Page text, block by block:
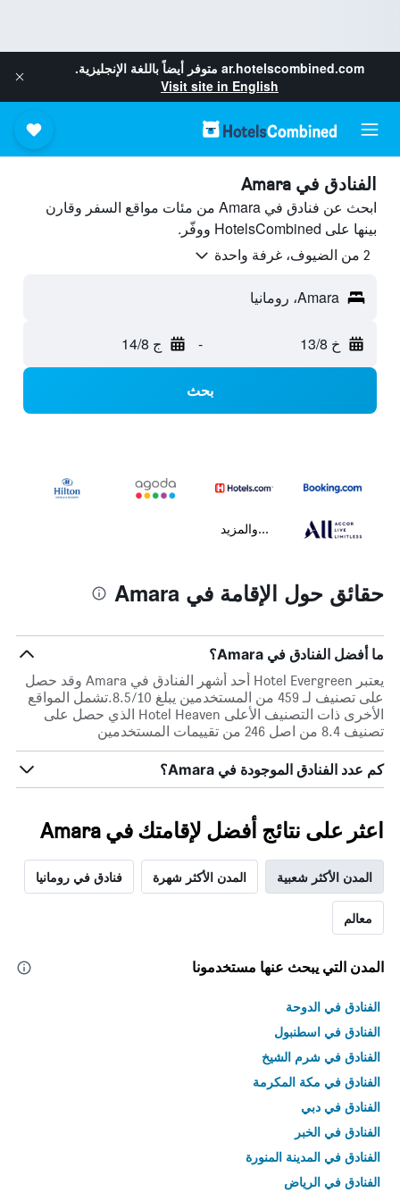
ar.hotelscombined.com متوفر أيضاً باللغة الإنجليزية.
Visit site in English
الفنادق في Amara
ابحث عن فنادق في Amara من مئات مواقع السفر وقارن
بينها على HotelsCombined ووفّر.
2 من الضيوف، غرفة واحدة
Amara، رومانيا
خ 13/8 - ج 14/8
بحث
...والمزيد
حقائق حول الإقامة في Amara
ما أفضل الفنادق في Amara؟
يعتبر Hotel Evergreen أحد أشهر الفنادق في Amara وقد حصل
على تصنيف لـ 459 من المستخدمين يبلغ 8.5/10.تشمل المواقع
الأخرى ذات التصنيف الأعلى Hotel Heaven الذي حصل على
تصنيف 8.4 من اصل 246 من تقييمات المستخدمين
كم عدد الفنادق الموجودة في Amara؟
اعثر على نتائج أفضل لإقامتك في Amara
المدن الأكثر شعبية المدن الأكثر شهرة فنادق في رومانيا
معالم
المدن التي يبحث عنها مستخدمونا
الفنادق في الدوحة
الفنادق في اسطنبول
الفنادق في شرم الشيخ
الفنادق في مكة المكرمة
الفنادق في دبي
الفنادق في الخبر
الفنادق في المدينة المنورة
الفنادق في الرياض